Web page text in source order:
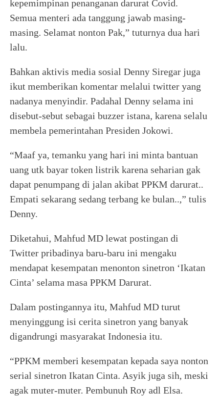
kepemimpinan penanganan darurat Covid.
Semua menteri ada tanggung jawab masing-
masing. Selamat nonton Pak,” tuturnya dua hari
lalu.
Bahkan aktivis media sosial Denny Siregar juga
ikut memberikan komentar melalui twitter yang
nadanya menyindir. Padahal Denny selama ini
disebut-sebut sebagai buzzer istana, karena selalu
membela pemerintahan Presiden Jokowi.
“Maaf ya, temanku yang hari ini minta bantuan
uang utk bayar token listrik karena seharian gak
dapat penumpang di jalan akibat PPKM darurat..
Empati sekarang sedang terbang ke bulan..,” tulis
Denny.
Diketahui, Mahfud MD lewat postingan di
Twitter pribadinya baru-baru ini mengaku
mendapat kesempatan menonton sinetron ‘Ikatan
Cinta’ selama masa PPKM Darurat.
Dalam postingannya itu, Mahfud MD turut
menyinggung isi cerita sinetron yang banyak
digandrungi masyarakat Indonesia itu.
“PPKM memberi kesempatan kepada saya nonton
serial sinetron Ikatan Cinta. Asyik juga sih, meski
agak muter-muter. Pembunuh Roy adl Elsa.